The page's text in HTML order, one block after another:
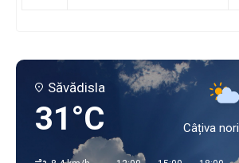
Săvădisla
31°C Câțiva nori